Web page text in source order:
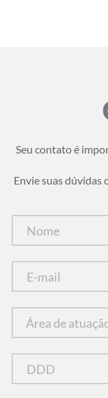
Seu contato é
Envie suas dúvidas